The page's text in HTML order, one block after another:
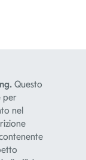
Questo
per
nel